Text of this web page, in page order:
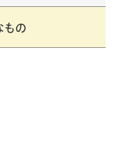
もの